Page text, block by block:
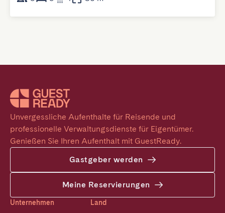
Unvergessliche Aufenthalte für Reisende und
professionelle Verwaltungsdienste für Eigentümer.
Genießen Sie Ihren Aufenthalt mit GuestReady.
Gastgeber werden
Meine Reservierungen
Unternehmen Land